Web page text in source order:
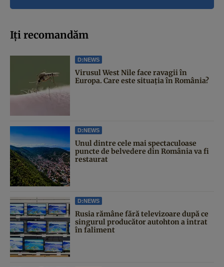
Iți recomandăm
D:NEWS
Virusul West Nile face ravagii în
Europa. Care este situația în România?
D:NEWS
Unul dintre cele mai spectaculoase
puncte de belvedere din România va fi
restaurat
D:NEWS
Rusia rămâne fără televizoare după ce
singurul producător autohton a intrat
în faliment